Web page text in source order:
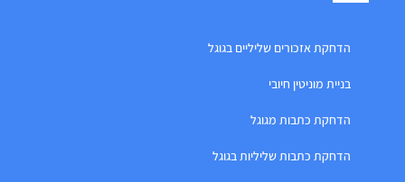
הדחקת אזכורים שליליים בגוגל
בניית מוניטין חיובי
הדחקת כתבות מגוגל
הדחקת כתבות שליליות בגוגל